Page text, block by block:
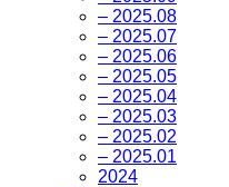
– 2025.08
– 2025.07
– 2025.06
– 2025.05
– 2025.04
– 2025.03
– 2025.02
– 2025.01
2024